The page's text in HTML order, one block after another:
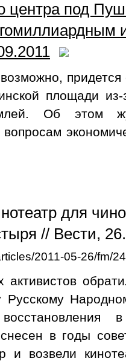
центра под
придется
площади
Об этом
для
// Вести,
2011-05-26/fm/
активистов
в годы
и возвели